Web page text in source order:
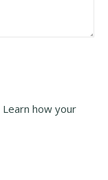
Learn how your